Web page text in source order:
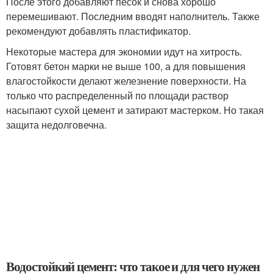
перемешивают. Последним вводят наполнитель. Также
рекомендуют добавлять пластификатор.
Некоторые мастера для экономии идут на хитрость.
Готовят бетон марки не выше 100, а для повышения
влагостойкости делают железнение поверхности. На
только что распределенный по площади раствор
насыпают сухой цемент и затирают мастерком. Но такая
защита недолговечна.
Водостойкий цемент: что такое и для чего нужен